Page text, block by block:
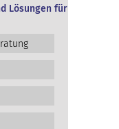
Lösungen für